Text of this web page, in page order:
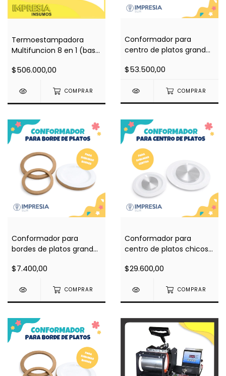
Termoestampadora
Multifuncion 8 en 1 (base
$506.000,00
COMPRAR
Conformador para
centro de platos grandes
plancha plana)
$53.500,00
COMPRAR
Conformador para
bordes de platos grandes
plancha plana)
$7.400,00
COMPRAR
Conformador para
centro de platos chicos
plancha plana)
$29.600,00
COMPRAR